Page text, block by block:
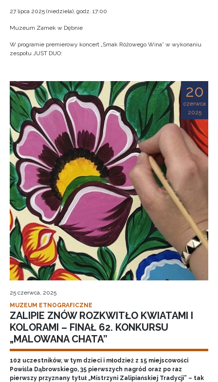
27 lipca 2025 (niedziela), godz. 17:00
Muzeum Zamek w Dębnie
W programie premierowy koncert „Smak Różowego Wina” w wykonaniu
zespołu JUST DUO:
20
czerwca
2025
25 czerwca, 2025
MUZEUM ETNOGRAFICZNE
ZALIPIE ZNÓW ROZKWITŁO KWIATAMI I
KOLORAMI – FINAŁ 62. KONKURSU
„MALOWANA CHATA”
102 uczestników, w tym dzieci i młodzież z 15 miejscowości
Powiśla Dąbrowskiego, 35 pierwszych nagród oraz po raz
pierwszy przyznany tytuł „Mistrzyni Zalipiańskiej Tradycji” – tak